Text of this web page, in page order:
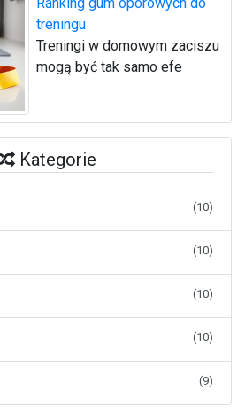
treningu
Treningi w domowym zaciszu
mogą być tak samo efe
Kategorie
(10)
(10)
(10)
(10)
(9)